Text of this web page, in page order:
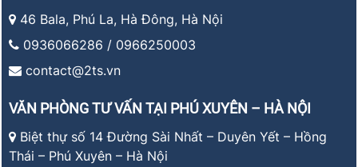
46 Bala, Phú La, Hà Đông, Hà Nội
0936066286 / 0966250003
contact@2ts.vn
VĂN PHÒNG TƯ VẤN TẠI PHÚ XUYÊN – HÀ NỘI
Biệt thự số 14 Đường Sài Nhất – Duyên Yết – Hồng
Thái – Phú Xuyên – Hà Nội